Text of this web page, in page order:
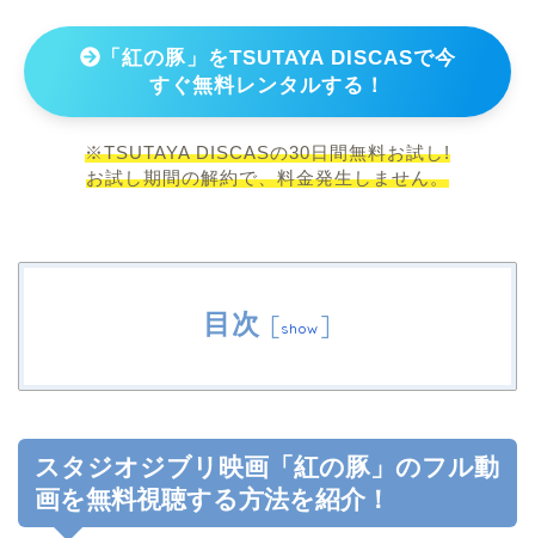
「紅の豚」をTSUTAYA DISCASで今
すぐ無料レンタルする！
※TSUTAYA DISCASの30日間無料お試し!
お試し期間の解約で、料金発生しません。
目次 [show ]
スタジオジブリ映画「紅の豚」のフル動
画を無料視聴する方法を紹介！